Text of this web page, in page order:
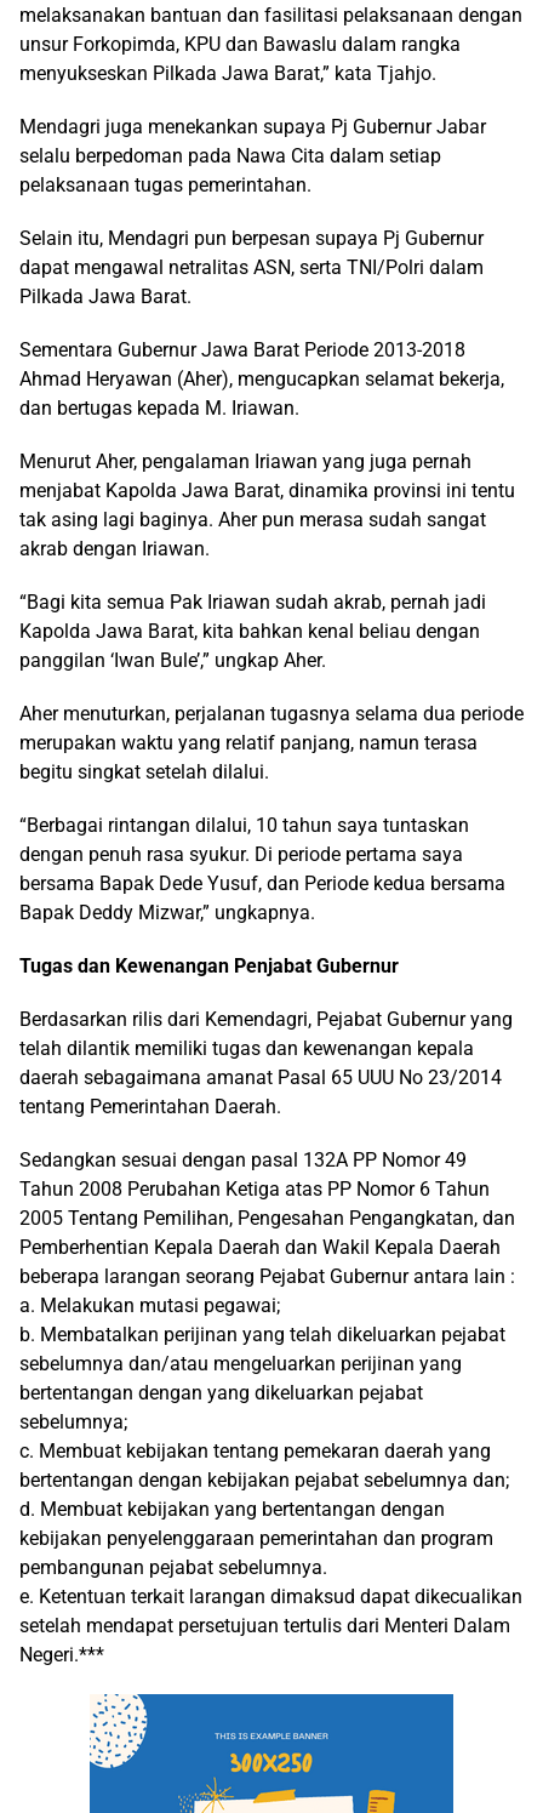
melaksanakan bantuan dan fasilitasi pelaksanaan dengan
unsur Forkopimda, KPU dan Bawaslu dalam rangka
menyukseskan Pilkada Jawa Barat,” kata Tjahjo.
Mendagri juga menekankan supaya Pj Gubernur Jabar
selalu berpedoman pada Nawa Cita dalam setiap
pelaksanaan tugas pemerintahan.
Selain itu, Mendagri pun berpesan supaya Pj Gubernur
dapat mengawal netralitas ASN, serta TNI/Polri dalam
Pilkada Jawa Barat.
Sementara Gubernur Jawa Barat Periode 2013-2018
Ahmad Heryawan (Aher), mengucapkan selamat bekerja,
dan bertugas kepada M. Iriawan.
Menurut Aher, pengalaman Iriawan yang juga pernah
menjabat Kapolda Jawa Barat, dinamika provinsi ini tentu
tak asing lagi baginya. Aher pun merasa sudah sangat
akrab dengan Iriawan.
“Bagi kita semua Pak Iriawan sudah akrab, pernah jadi
Kapolda Jawa Barat, kita bahkan kenal beliau dengan
panggilan ‘Iwan Bule’,” ungkap Aher.
Aher menuturkan, perjalanan tugasnya selama dua periode
merupakan waktu yang relatif panjang, namun terasa
begitu singkat setelah dilalui.
“Berbagai rintangan dilalui, 10 tahun saya tuntaskan
dengan penuh rasa syukur. Di periode pertama saya
bersama Bapak Dede Yusuf, dan Periode kedua bersama
Bapak Deddy Mizwar,” ungkapnya.
Tugas dan Kewenangan Penjabat Gubernur
Berdasarkan rilis dari Kemendagri, Pejabat Gubernur yang
telah dilantik memiliki tugas dan kewenangan kepala
daerah sebagaimana amanat Pasal 65 UUU No 23/2014
tentang Pemerintahan Daerah.
Sedangkan sesuai dengan pasal 132A PP Nomor 49
Tahun 2008 Perubahan Ketiga atas PP Nomor 6 Tahun
2005 Tentang Pemilihan, Pengesahan Pengangkatan, dan
Pemberhentian Kepala Daerah dan Wakil Kepala Daerah
beberapa larangan seorang Pejabat Gubernur antara lain :
a. Melakukan mutasi pegawai;
b. Membatalkan perijinan yang telah dikeluarkan pejabat
sebelumnya dan/atau mengeluarkan perijinan yang
bertentangan dengan yang dikeluarkan pejabat
sebelumnya;
c. Membuat kebijakan tentang pemekaran daerah yang
bertentangan dengan kebijakan pejabat sebelumnya dan;
d. Membuat kebijakan yang bertentangan dengan
kebijakan penyelenggaraan pemerintahan dan program
pembangunan pejabat sebelumnya.
e. Ketentuan terkait larangan dimaksud dapat dikecualikan
setelah mendapat persetujuan tertulis dari Menteri Dalam
Negeri.***